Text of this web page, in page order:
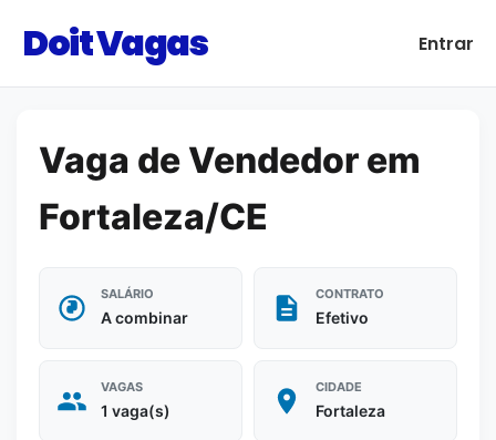
Doit Vagas Entrar
Vaga de Vendedor em
Fortaleza/CE
SALÁRIO
A combinar
CONTRATO
Efetivo
VAGAS
1 vaga(s)
CIDADE
Fortaleza